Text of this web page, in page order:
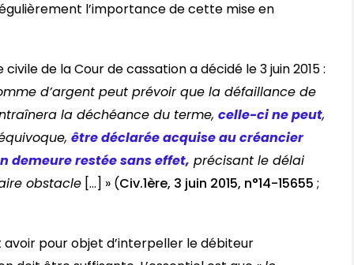
l’importance de cette mise en
de la Cour de cassation a décidé le 3 juin 2015 :
d’argent peut prévoir que la défaillance de
la déchéance du terme, celle-ci ne peut,
être déclarée acquise au créancier
demeure restée sans effet, précisant le délai
obstacle […] » (Civ.1ère, 3 juin 2015, n°14-15655 ;
pour objet d’interpeller le débiteur